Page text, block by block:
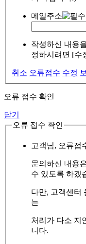
메일주소
작성하신 내용
정하시려면 [수
취소 오류접수 수정
오류 접수 확인
닫기
오류 접수 확인
고객님, 오류접
문의하신 내용
수 있도록 하겠
다만, 고객센터
는
처리가 다소 지
니다.